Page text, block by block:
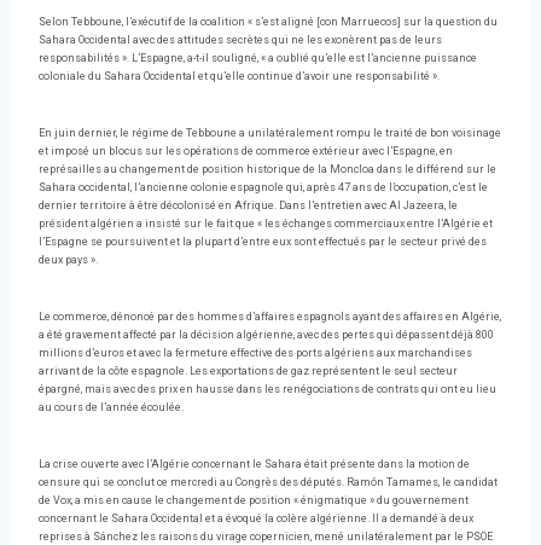
Selon Tebboune, l’exécutif de la coalition « s’est aligné [con Marruecos] sur la question du
Sahara Occidental avec des attitudes secrètes qui ne les exonèrent pas de leurs
responsabilités ». L’Espagne, a-t-il souligné, « a oublié qu’elle est l’ancienne puissance
coloniale du Sahara Occidental et qu’elle continue d’avoir une responsabilité ».
En juin dernier, le régime de Tebboune a unilatéralement rompu le traité de bon voisinage
et imposé un blocus sur les opérations de commerce extérieur avec l’Espagne, en
représailles au changement de position historique de la Moncloa dans le différend sur le
Sahara occidental, l’ancienne colonie espagnole qui, après 47 ans de l’occupation, c’est le
dernier territoire à être décolonisé en Afrique. Dans l’entretien avec Al Jazeera, le
président algérien a insisté sur le fait que « les échanges commerciaux entre l’Algérie et
l’Espagne se poursuivent et la plupart d’entre eux sont effectués par le secteur privé des
deux pays ».
Le commerce, dénoncé par des hommes d’affaires espagnols ayant des affaires en Algérie,
a été gravement affecté par la décision algérienne, avec des pertes qui dépassent déjà 800
millions d’euros et avec la fermeture effective des ports algériens aux marchandises
arrivant de la côte espagnole. Les exportations de gaz représentent le seul secteur
épargné, mais avec des prix en hausse dans les renégociations de contrats qui ont eu lieu
au cours de l’année écoulée.
La crise ouverte avec l’Algérie concernant le Sahara était présente dans la motion de
censure qui se conclut ce mercredi au Congrès des députés. Ramón Tamames, le candidat
de Vox, a mis en cause le changement de position « énigmatique » du gouvernement
concernant le Sahara Occidental et a évoqué la colère algérienne. Il a demandé à deux
reprises à Sánchez les raisons du virage copernicien, mené unilatéralement par le PSOE